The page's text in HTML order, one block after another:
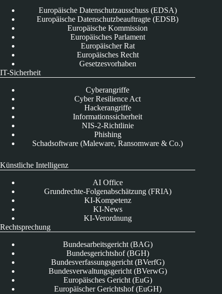
Europäische Datenschutzausschuss (EDSA)
Europäische Datenschutzbeauftragte (EDSB)
Europäische Kommission
Europäisches Parlament
Europäischer Rat
Europäisches Recht
Gesetzesvorhaben
IT-Sicherheit
Cyberangriffe
Cyber Resilience Act
Hackerangriffe
Informationssicherheit
NIS-2-Richtlinie
Phishing
Schadsoftware (Maleware, Ransomware & Co.)
Künstliche Intelligenz
AI Office
Grundrechte-Folgenabschätzung (FRIA)
KI-Kompetenz
KI-News
KI-Verordnung
Rechtsprechung
Bundesarbeitsgericht (BAG)
Bundesgerichtshof (BGH)
Bundesverfassungsgericht (BVerfG)
Bundesverwaltungsgericht (BVerwG)
Europäisches Gericht (EuG)
Europäischer Gerichtshof (EuGH)